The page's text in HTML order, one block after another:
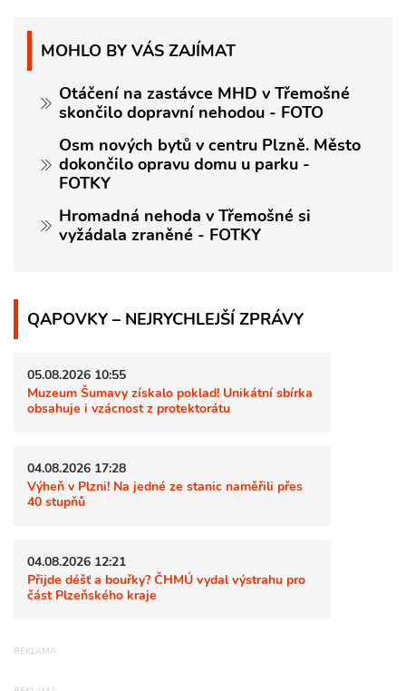
MOHLO BY VÁS ZAJÍMAT
Otáčení na zastávce MHD v Třemošné
skončilo dopravní nehodou - FOTO
Osm nových bytů v centru Plzně. Město
dokončilo opravu domu u parku -
FOTKY
Hromadná nehoda v Třemošné si
vyžádala zraněné - FOTKY
QAPOVKY – NEJRYCHLEJŠÍ ZPRÁVY
05.08.2026 10:55
Muzeum Šumavy získalo poklad! Unikátní sbírka
obsahuje i vzácnost z protektorátu
04.08.2026 17:28
Výheň v Plzni! Na jedné ze stanic naměřili přes
40 stupňů
04.08.2026 12:21
Přijde déšť a bouřky? ČHMÚ vydal výstrahu pro
část Plzeňského kraje